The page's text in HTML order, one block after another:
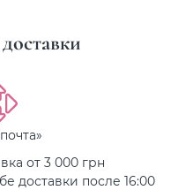
от 3 000 грн
доставки после 16:00